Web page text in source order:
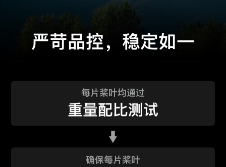
严苛品控，稳定如一
每片桨叶均通过
重量配比测试
确保每片桨叶